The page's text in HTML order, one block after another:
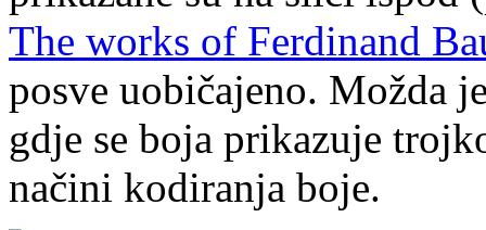
The works of Ferdinand
posve uobičajeno. Možda
gdje se boja prikazuje
načini kodiranja boje.